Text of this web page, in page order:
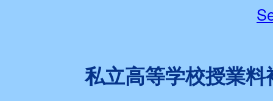
私立高等学校授業料